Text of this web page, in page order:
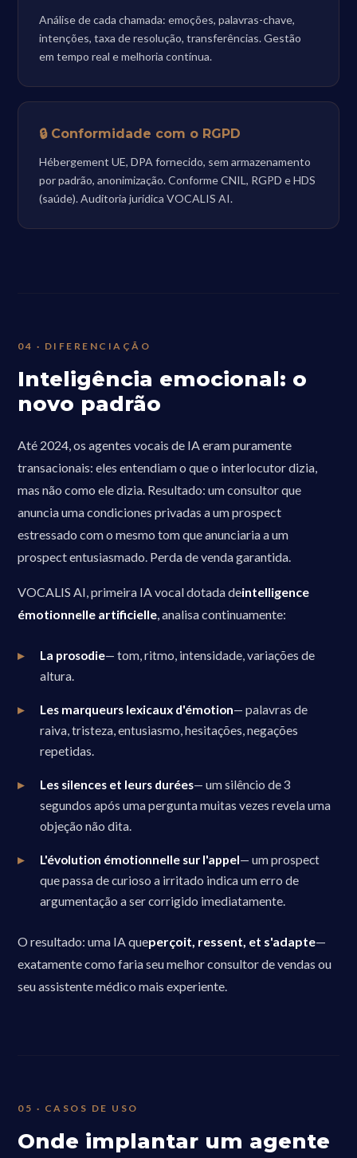
Análise de cada chamada: emoções, palavras-chave,
intenções, taxa de resolução, transferências. Gestão
em tempo real e melhoria contínua.
🔒 Conformidade com o RGPD
Hébergement UE, DPA fornecido, sem armazenamento
por padrão, anonimização. Conforme CNIL, RGPD e HDS
(saúde). Auditoria jurídica VOCALIS AI.
04 · DIFERENCIAÇÃO
Inteligência emocional: o
novo padrão
Até 2024, os agentes vocais de IA eram puramente
transacionais: eles entendiam o que o interlocutor dizia,
mas não como ele dizia. Resultado: um consultor que
anuncia uma condiciones privadas a um prospect
estressado com o mesmo tom que anunciaria a um
prospect entusiasmado. Perda de venda garantida.
VOCALIS AI, primeira IA vocal dotada deintelligence
émotionnelle artificielle, analisa continuamente:
La prosodie— tom, ritmo, intensidade, variações de
altura.
Les marqueurs lexicaux d'émotion— palavras de
raiva, tristeza, entusiasmo, hesitações, negações
repetidas.
Les silences et leurs durées— um silêncio de 3
segundos após uma pergunta muitas vezes revela uma
objeção não dita.
L'évolution émotionnelle sur l'appel— um prospect
que passa de curioso a irritado indica um erro de
argumentação a ser corrigido imediatamente.
O resultado: uma IA queperçoit, ressent, et s'adapte—
exatamente como faria seu melhor consultor de vendas ou
seu assistente médico mais experiente.
05 · CASOS DE USO
Onde implantar um agente